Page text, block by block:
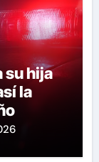
su hija
la